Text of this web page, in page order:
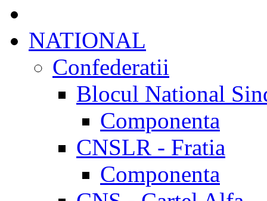
NATIONAL
Confederatii
Blocul National
Componenta
CNSLR - Fratia
Componenta